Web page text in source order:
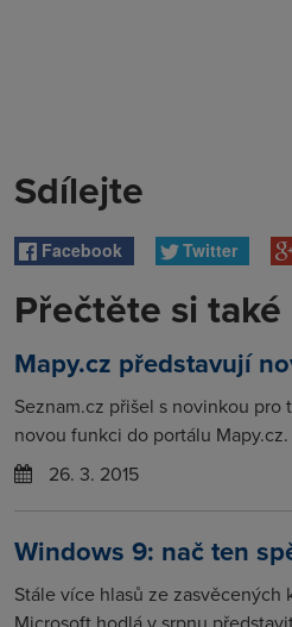
Sdílejte
Facebook Twitter
Přečtěte si také
Mapy.cz představují
Seznam.cz přišel s novinkou pro
novou funkci do portálu
26. 3. 2015
Windows 9: nač ten
Stále více hlasů ze zasvěcených